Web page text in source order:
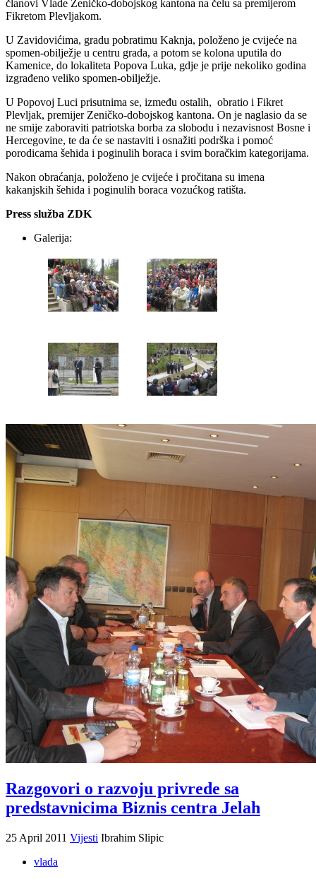
članovi Vlade Zeničko-dobojskog kantona na čelu sa premijerom
Fikretom Plevljakom.
U Zavidovićima, gradu pobratimu Kaknja, položeno je cvijeće na
spomen-obilježje u centru grada, a potom se kolona uputila do
Kamenice, do lokaliteta Popova Luka, gdje je prije nekoliko godina
izgrađeno veliko spomen-obilježje.
U Popovoj Luci prisutnima se, između ostalih, obratio i Fikret
Plevljak, premijer Zeničko-dobojskog kantona. On je naglasio da se
ne smije zaboraviti patriotska borba za slobodu i nezavisnost Bosne i
Hercegovine, te da će se nastaviti i osnažiti podrška i pomoć
porodicama šehida i poginulih boraca i svim boračkim kategorijama.
Nakon obraćanja, položeno je cvijeće i pročitana su imena
kakanjskih šehida i poginulih boraca vozućkog ratišta.
Press služba ZDK
Galerija:
Razgovori o razvoju privrede sa
predstavnicima Biznis centra Jelah
25 April 2011 Vijesti Ibrahim Slipic
vlada